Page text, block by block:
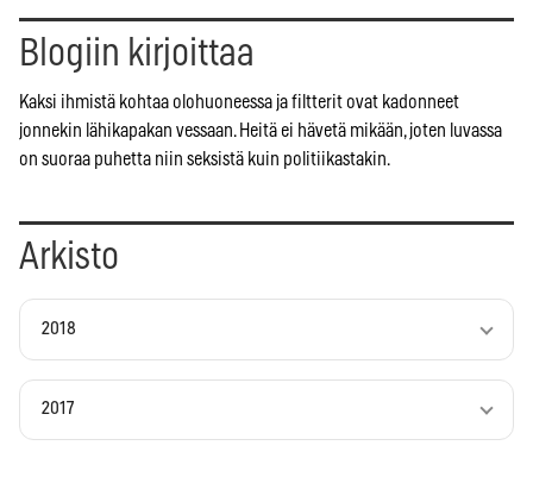
Blogiin kirjoittaa
Kaksi ihmistä kohtaa olohuoneessa ja filtterit ovat kadonneet
jonnekin lähikapakan vessaan. Heitä ei hävetä mikään, joten luvassa
on suoraa puhetta niin seksistä kuin politiikastakin.
Arkisto
2018
2017